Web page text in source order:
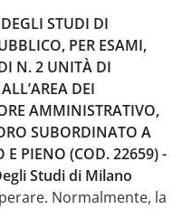
STUDI DI
PER ESAMI,
N. 2 UNITÀ DI
DEI
AMMINISTRATIVO,
SUBORDINATO A
E PIENO (COD. 22659) -
Studi di Milano
Normalmente, la